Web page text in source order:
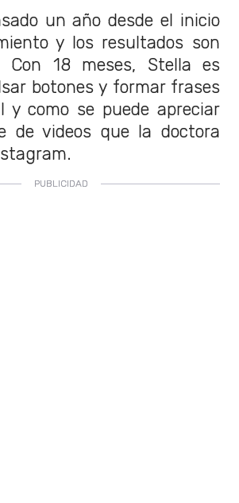
un año desde el inicio
y los resultados son
Con 18 meses, Stella es
botones y formar frases
y como se puede apreciar
de videos que la doctora